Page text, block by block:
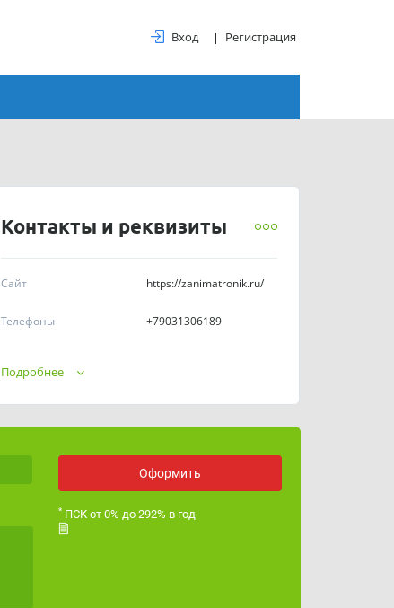
Вход Регистрация
Контакты и реквизиты
Сайт https://zanimatronik.ru/
Телефоны +79031306189
Подробнее
Оформить
* ПСК от 0% до 292% в год